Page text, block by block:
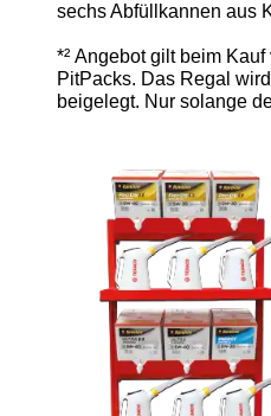
sechs Abfüllkannen aus
*² Angebot gilt beim
PitPacks. Das Regal
beigelegt. Nur solange